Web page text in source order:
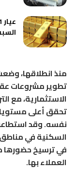
منذ انطلاقها،
تطوير مشروعات
الاستثمارية، مع
تحقق أعلى
نفسه. وقد
السكنية في
في ترسيخ حضورها
العملاء بها.